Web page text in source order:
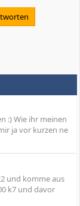
:) Wie ihr meinen
ja vor kurzen ne
und komme aus
k7 und davor